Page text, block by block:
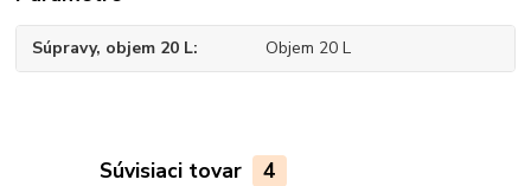
Súpravy, objem 20 L Objem 20 L
Súvisiaci tovar 4